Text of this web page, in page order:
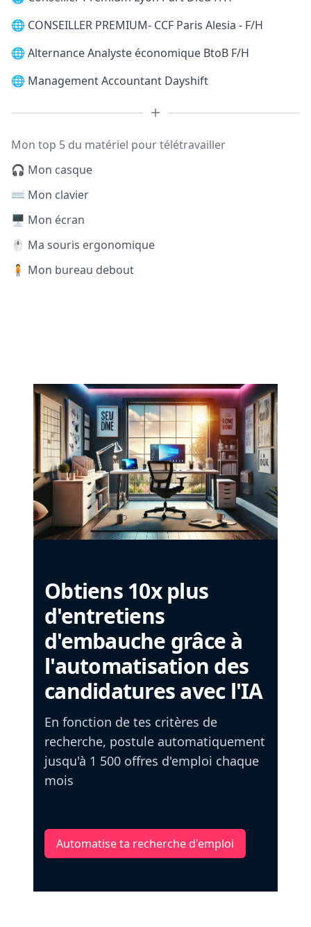
🌐 CONSEILLER PREMIUM- CCF Paris Alesia - F/H
🌐 Alternance Analyste économique BtoB F/H
🌐 Management Accountant Dayshift
Mon top 5 du matériel pour télétravailler
🎧 Mon casque
⌨️ Mon clavier
🖥️ Mon écran
🖱️ Ma souris ergonomique
🧍 Mon bureau debout
Obtiens 10x plus
d'entretiens
d'embauche grâce à
l'automatisation des
candidatures avec l'IA
En fonction de tes critères de
recherche, postule automatiquement
jusqu'à 1 500 offres d'emploi chaque
mois
Automatise ta recherche d'emploi